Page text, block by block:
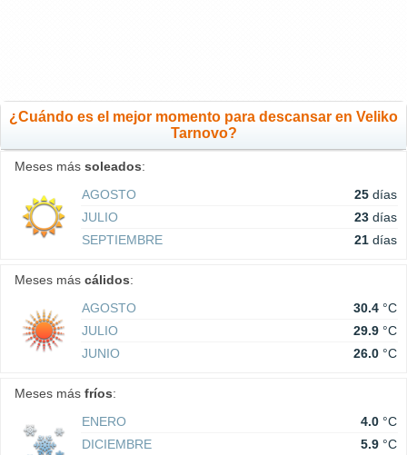
¿Cuándo es el mejor momento para descansar en Veliko
Tarnovo?
Meses más soleados:
AGOSTO
25 días
JULIO
23 días
SEPTIEMBRE
21 días
Meses más cálidos:
AGOSTO
30.4 °C
JULIO
29.9 °C
JUNIO
26.0 °C
Meses más fríos:
ENERO
4.0 °C
DICIEMBRE
5.9 °C